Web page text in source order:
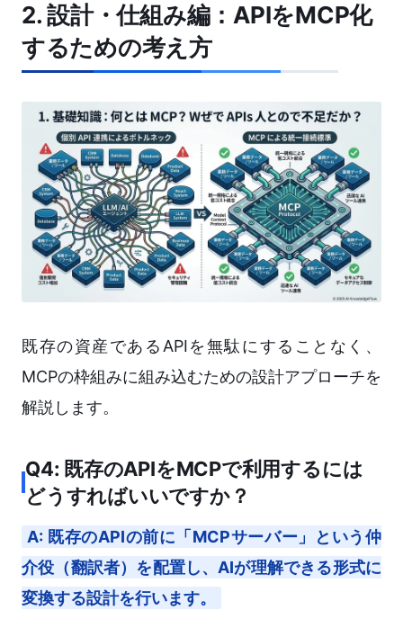
2. 設計・仕組み編：APIをMCP化
するための考え方
既存の資産であるAPIを無駄にすることなく、
MCPの枠組みに組み込むための設計アプローチを
解説します。
Q4: 既存のAPIをMCPで利用するには
どうすればいいですか？
A: 既存のAPIの前に「MCPサーバー」という仲
介役（翻訳者）を配置し、AIが理解できる形式に
変換する設計を行います。